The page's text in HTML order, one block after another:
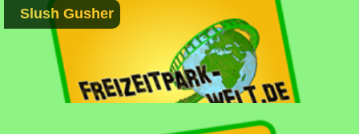
Slush Gusher